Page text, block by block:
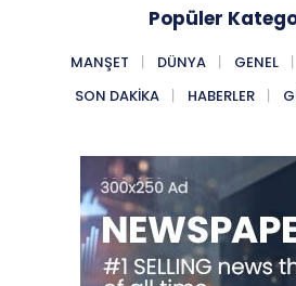
Popüler
MANŞET DÜNYA GENEL
SON DAKIKA
HABERLER